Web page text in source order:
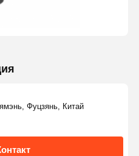
Фуцзянь, Китай